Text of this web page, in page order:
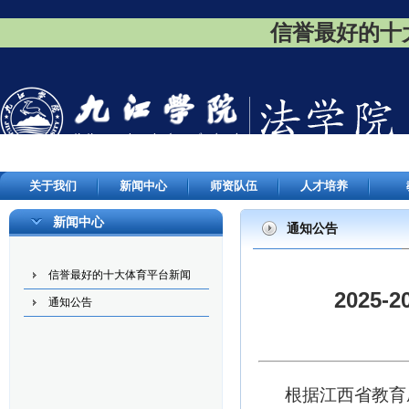
信誉最好的
关于我们 新闻中心 师资队伍 人才培养
新闻中心
信誉最好的十大体育平台新闻
通知公告
通知公告
2025-
根据江西省教